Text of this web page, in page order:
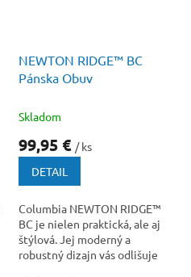
NEWTON RIDGE™ BC
Pánska Obuv
Skladom
99,95 € / ks
DETAIL
Columbia NEWTON RIDGE™
BC je nielen praktická, ale aj
štýlová. Jej moderný a
robustný dizajn vás odlišuje